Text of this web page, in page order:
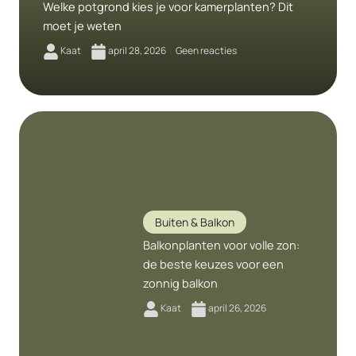
Welke potgrond kies je voor kamerplanten? Dit
moet je weten
Kaat april 28, 2026 Geen reacties
Buiten & Balkon
Balkonplanten voor volle zon:
de beste keuzes voor een
zonnig balkon
Kaat april 26, 2026